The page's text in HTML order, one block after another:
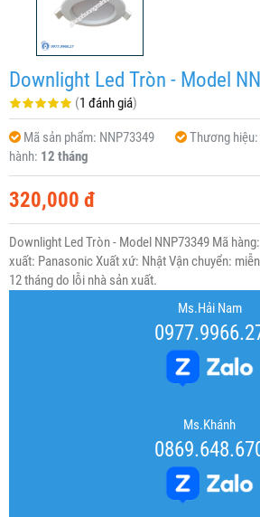
Downlight Led Tròn - Model
(1 đánh giá)
Mã sản phẩm: NNP73349 Thương hiệu:
hành: 12 tháng
320,000 đ
Downlight Led Tròn - Model NNP73349 Mã
xuất: Panasonic Xuất xứ: Nhật Vận chuyển:
12 tháng do lỗi nhà sản xuất.
Ms.Hải Nam
Ms.Khánh